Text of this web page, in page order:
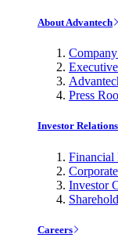
About Advantech
Press
Investor Relations
Financial
Investor
Careers